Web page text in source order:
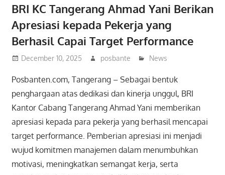
BRI KC Tangerang Ahmad Yani Berikan
Apresiasi kepada Pekerja yang
Berhasil Capai Target Performance
December 10, 2025 posbante News
Posbanten.com, Tangerang – Sebagai bentuk
penghargaan atas dedikasi dan kinerja unggul, BRI
Kantor Cabang Tangerang Ahmad Yani memberikan
apresiasi kepada para pekerja yang berhasil mencapai
target performance. Pemberian apresiasi ini menjadi
wujud komitmen manajemen dalam menumbuhkan
motivasi, meningkatkan semangat kerja, serta